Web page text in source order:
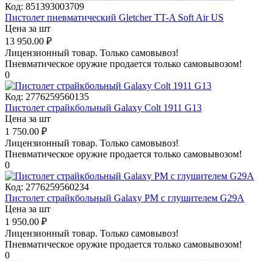
Код: 851393003709
Пистолет пневматический Gletcher TT-A Soft Air US
Цена за шт
13 950.00 ₽
Лицензионный товар. Только самовывоз!
Пневматическое оружие продается только самовывозом!
0
Код: 2776259560135
Пистолет страйкбольный Galaxy Colt 1911 G13
Цена за шт
1 750.00 ₽
Лицензионный товар. Только самовывоз!
Пневматическое оружие продается только самовывозом!
0
Код: 2776259560234
Пистолет страйкбольный Galaxy PM с глушителем G29А
Цена за шт
1 950.00 ₽
Лицензионный товар. Только самовывоз!
Пневматическое оружие продается только самовывозом!
0